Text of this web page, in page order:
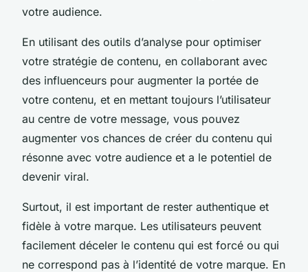
votre audience.
En utilisant des outils d’analyse pour optimiser
votre stratégie de contenu, en collaborant avec
des influenceurs pour augmenter la portée de
votre contenu, et en mettant toujours l’utilisateur
au centre de votre message, vous pouvez
augmenter vos chances de créer du contenu qui
résonne avec votre audience et a le potentiel de
devenir viral.
Surtout, il est important de rester authentique et
fidèle à votre marque. Les utilisateurs peuvent
facilement déceler le contenu qui est forcé ou qui
ne correspond pas à l’identité de votre marque. En